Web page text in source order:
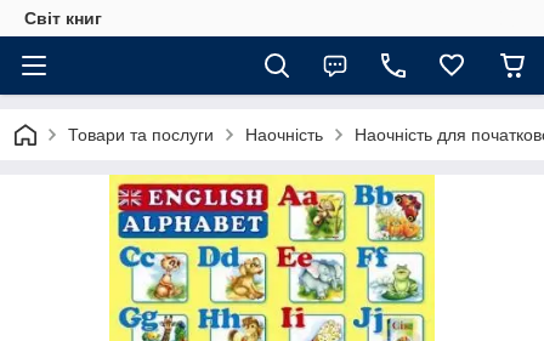
Світ книг
Товари та послуги Наочність Наочність для